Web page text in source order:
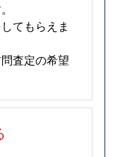
てもらえま
査定の希望